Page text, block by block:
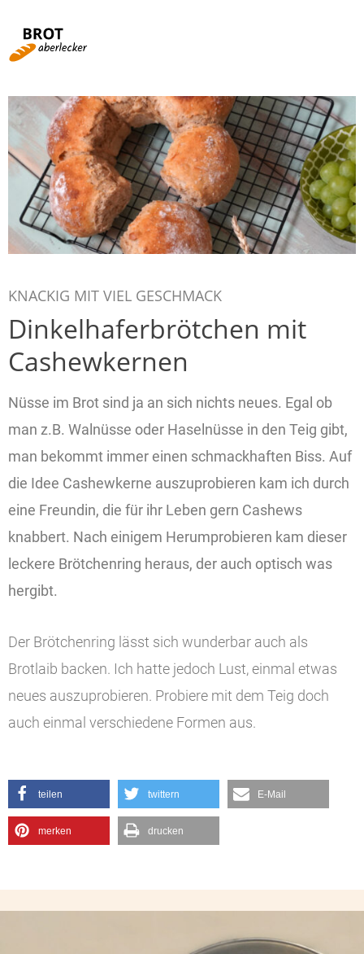
Rezepte von A-Z
Rund ums Brot
Fachbegriffe
Brotbacken für Einsteiger
Videos
Kochen mit Brot
Über uns
KNACKIG MIT VIEL GESCHMACK
Dinkelhaferbrötchen mit
Cashewkernen
Nüsse im Brot sind ja an sich nichts neues. Egal ob
man z.B. Walnüsse oder Haselnüsse in den Teig gibt,
man bekommt immer einen schmackhaften Biss. Auf
die Idee Cashewkerne auszuprobieren kam ich durch
eine Freundin, die für ihr Leben gern Cashews
knabbert. Nach einigem Herumprobieren kam dieser
leckere Brötchenring heraus, der auch optisch was
hergibt.
Der Brötchenring lässt sich wunderbar auch als
Brotlaib backen. Ich hatte jedoch Lust, einmal etwas
neues auszuprobieren. Probiere mit dem Teig doch
auch einmal verschiedene Formen aus.
teilen twittern E-Mail
merken drucken